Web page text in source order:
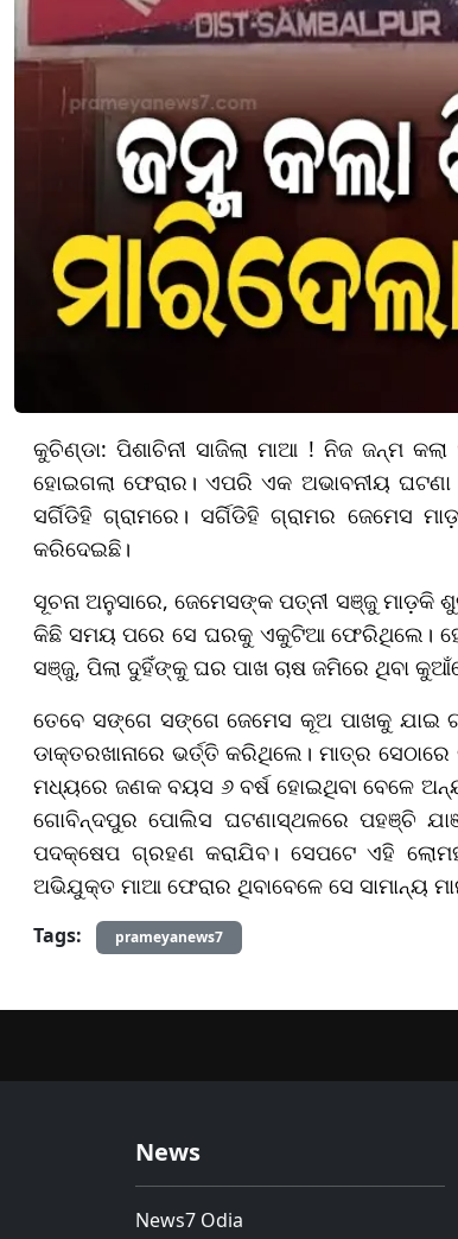
କୁଚିଣ୍ଡା: ପିଶାଚିନୀ ସାଜିଲା ମାଆ ! ନିଜ ଜନ୍ମ
ହୋଇଗଲା ଫେରାର। ଏପରି ଏକ ଅଭାବନୀୟ
ସର୍ଗିଡିହି ଗ୍ରାମରେ। ସର୍ଗିଡିହି ଗ୍ରାମର ଜେମେସ
କରିଦେଇଛି।
ସୂଚନା ଅନୁସାରେ, ଜେମେସଙ୍କ ପତ୍ନୀ ସଞ୍ଜୁ
କିଛି ସମୟ ପରେ ସେ ଘରକୁ ଏକୁଟିଆ ଫେରିଥିଲେ।
ସଞ୍ଜୁ, ପିଲା ଦୁହିଁଙ୍କୁ ଘର ପାଖ ଚାଷ ଜମିରେ ଥିବା
ତେବେ ସଙ୍ଗେ ସଙ୍ଗେ ଜେମେସ କୂଅ ପାଖକୁ ଯାଇ
ଡାକ୍ତରଖାନାରେ ଭର୍ତ୍ତି କରିଥିଲେ। ମାତ୍ର
ମଧ୍ୟରେ ଜଣକ ବୟସ ୬ ବର୍ଷ ହୋଇଥିବା ବେଳେ
ଗୋବିନ୍ଦପୁର ପୋଲିସ ଘଟଣାସ୍ଥଳରେ ପହଞ୍ଚି
ପଦକ୍ଷେପ ଗ୍ରହଣ କରାଯିବ। ସେପଟେ ଏହି
ଅଭିଯୁକ୍ତ ମାଆ ଫେରାର ଥିବାବେଳେ ସେ ସାମାନ୍ୟ
Tags: prameyanews7
News
News7 Odia